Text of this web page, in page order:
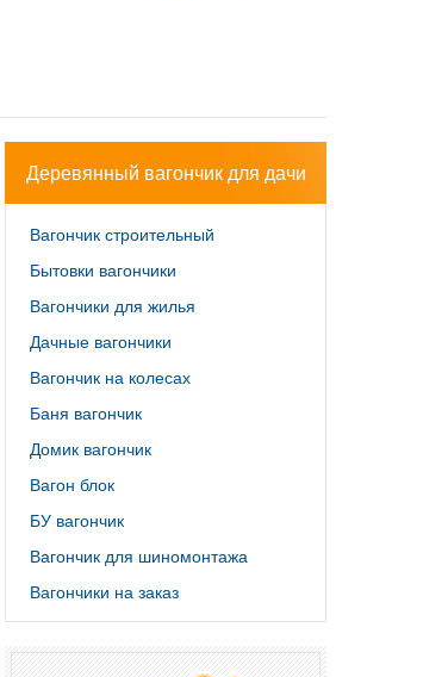
Деревянный вагончик для дачи
Вагончик строительный
Бытовки вагончики
Вагончики для жилья
Дачные вагончики
Вагончик на колесах
Баня вагончик
Домик вагончик
Вагон блок
БУ вагончик
Вагончик для шиномонтажа
Вагончики на заказ